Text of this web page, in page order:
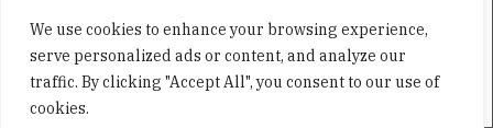
We use cookies to enhance your browsing experience,
serve personalized ads or content, and analyze our
traffic. By clicking "Accept All", you consent to our use of
cookies.